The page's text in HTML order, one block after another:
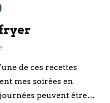
de ces recettes
mes soirées en
peuvent être…